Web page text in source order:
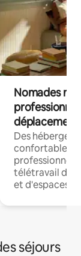
Nomades
déplacement
Des
confortables
professionnels
télétravail
et d'espaces
séjours